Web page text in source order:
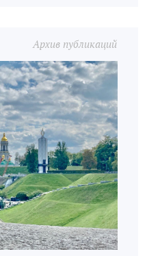
Архив публикаций